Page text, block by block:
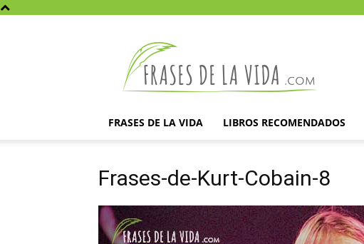
la
vida
FRASES DE LA VIDA LIBROS RECOMENDADOS
Frases-de-Kurt-Cobain-8